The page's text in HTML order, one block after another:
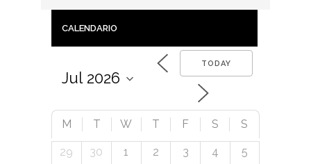
CALENDARIO
TODAY
M T W T F S S
29 30 1 2 3 4 5